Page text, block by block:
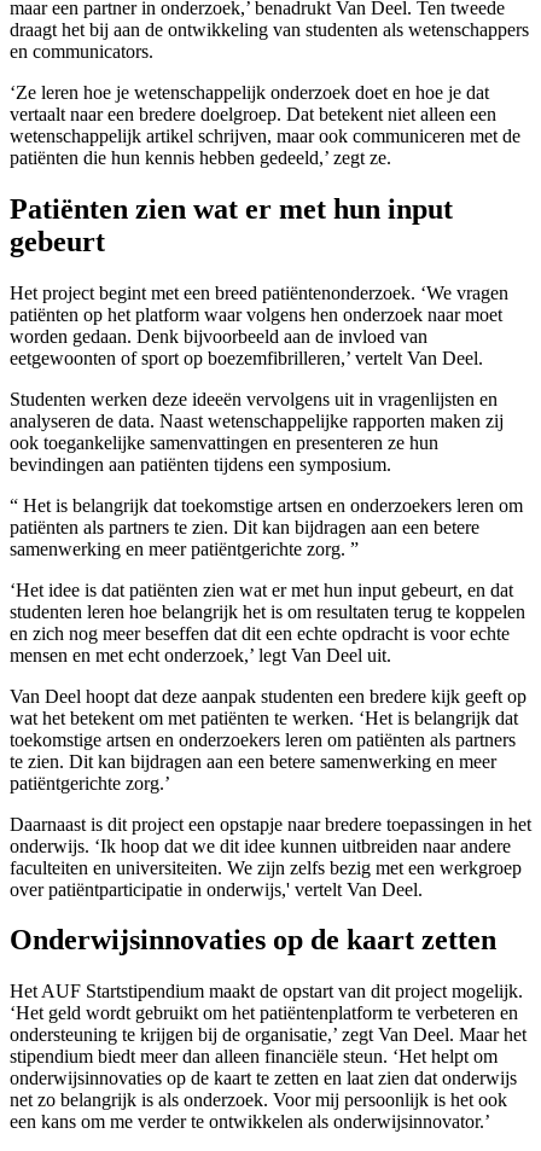
maar een partner in onderzoek,’ benadrukt Van Deel. Ten tweede
draagt het bij aan de ontwikkeling van studenten als wetenschappers
en communicators.
‘Ze leren hoe je wetenschappelijk onderzoek doet en hoe je dat
vertaalt naar een bredere doelgroep. Dat betekent niet alleen een
wetenschappelijk artikel schrijven, maar ook communiceren met de
patiënten die hun kennis hebben gedeeld,’ zegt ze.
Patiënten zien wat er met hun input
gebeurt
Het project begint met een breed patiëntenonderzoek. ‘We vragen
patiënten op het platform waar volgens hen onderzoek naar moet
worden gedaan. Denk bijvoorbeeld aan de invloed van
eetgewoonten of sport op boezemfibrilleren,’ vertelt Van Deel.
Studenten werken deze ideeën vervolgens uit in vragenlijsten en
analyseren de data. Naast wetenschappelijke rapporten maken zij
ook toegankelijke samenvattingen en presenteren ze hun
bevindingen aan patiënten tijdens een symposium.
Het is belangrijk dat toekomstige artsen en onderzoekers leren om
patiënten als partners te zien. Dit kan bijdragen aan een betere
samenwerking en meer patiëntgerichte zorg.
‘Het idee is dat patiënten zien wat er met hun input gebeurt, en dat
studenten leren hoe belangrijk het is om resultaten terug te koppelen
en zich nog meer beseffen dat dit een echte opdracht is voor echte
mensen en met echt onderzoek,’ legt Van Deel uit.
Van Deel hoopt dat deze aanpak studenten een bredere kijk geeft op
wat het betekent om met patiënten te werken. ‘Het is belangrijk dat
toekomstige artsen en onderzoekers leren om patiënten als partners
te zien. Dit kan bijdragen aan een betere samenwerking en meer
patiëntgerichte zorg.’
Daarnaast is dit project een opstapje naar bredere toepassingen in het
onderwijs. ‘Ik hoop dat we dit idee kunnen uitbreiden naar andere
faculteiten en universiteiten. We zijn zelfs bezig met een werkgroep
over patiëntparticipatie in onderwijs,' vertelt Van Deel.
Onderwijsinnovaties op de kaart zetten
Het AUF Startstipendium maakt de opstart van dit project mogelijk.
‘Het geld wordt gebruikt om het patiëntenplatform te verbeteren en
ondersteuning te krijgen bij de organisatie,’ zegt Van Deel. Maar het
stipendium biedt meer dan alleen financiële steun. ‘Het helpt om
onderwijsinnovaties op de kaart te zetten en laat zien dat onderwijs
net zo belangrijk is als onderzoek. Voor mij persoonlijk is het ook
een kans om me verder te ontwikkelen als onderwijsinnovator.’